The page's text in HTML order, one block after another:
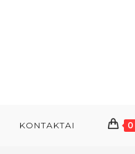
KONTAKTAI 0